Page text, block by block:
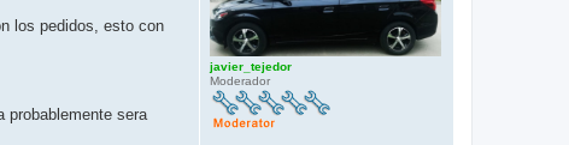
o
c
h
javier_tejedor
Moderador
los pedidos, esto con
probablemente sera